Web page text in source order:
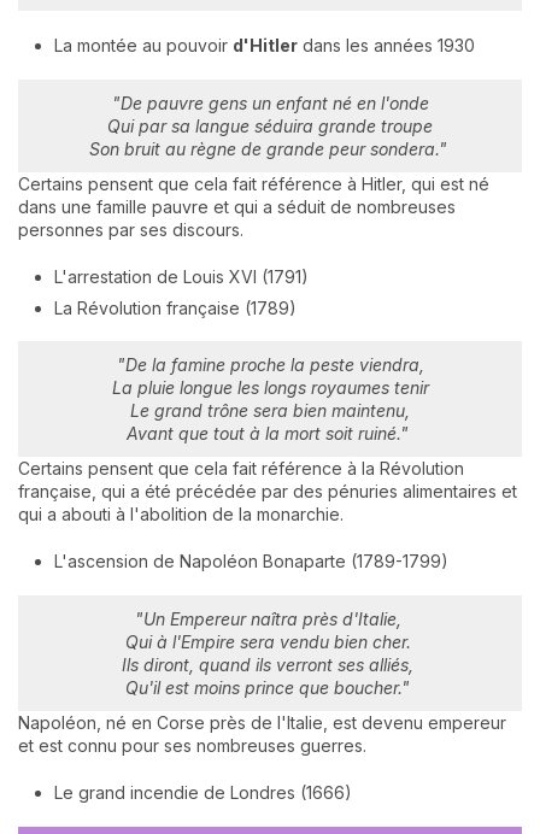
La montée au pouvoir d'Hitler dans les années 1930
"De pauvre gens un enfant né en l'onde
Qui par sa langue séduira grande troupe
Son bruit au règne de grande peur sondera."
Certains pensent que cela fait référence à Hitler, qui est né
dans une famille pauvre et qui a séduit de nombreuses
personnes par ses discours.
L'arrestation de Louis XVI (1791)
La Révolution française (1789)
"De la famine proche la peste viendra,
La pluie longue les longs royaumes tenir
Le grand trône sera bien maintenu,
Avant que tout à la mort soit ruiné."
Certains pensent que cela fait référence à la Révolution
française, qui a été précédée par des pénuries alimentaires et
qui a abouti à l'abolition de la monarchie.
L'ascension de Napoléon Bonaparte (1789-1799)
"Un Empereur naîtra près d'Italie,
Qui à l'Empire sera vendu bien cher.
Ils diront, quand ils verront ses alliés,
Qu'il est moins prince que boucher."
Napoléon, né en Corse près de l'Italie, est devenu empereur
et est connu pour ses nombreuses guerres.
Le grand incendie de Londres (1666)